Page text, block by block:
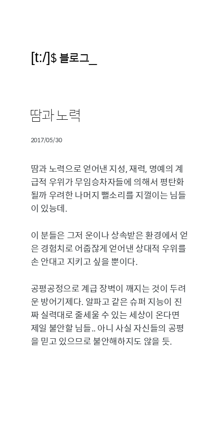
[t:/]$ 블로그
땀과 노력
2017/05/30
땀과 노력으로 얻어낸 지성, 재력, 명예의 계
급적 우위가 무임승차자들에 의해서 평탄화
될까 우려한 나머지 뻘소리를 지껄이는 님들
이 있능데.
이 분들은 그저 운이나 상속받은 환경에서 얻
은 경험치로 어줍잖게 얻어낸 상대적 우위를
손 안대고 지키고 싶을 뿐이다.
공평공정으로 계급 장벽이 깨지는 것이 두려
운 방어기제다. 알파고 같은 슈퍼 지능이 진
짜 실력대로 줄세울 수 있는 세상이 온다면
제일 불안할 님들.. 아니 사실 자신들의 공평
을 믿고 있으므로 불안해하지도 않을 듯.